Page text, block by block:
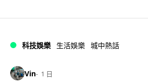
科技娛樂 生活娛樂 城中熱話
Vin 1 日